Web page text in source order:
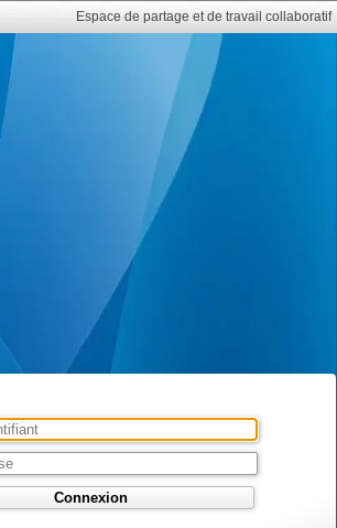
Espace de partage et de travail collaboratif
Connexion